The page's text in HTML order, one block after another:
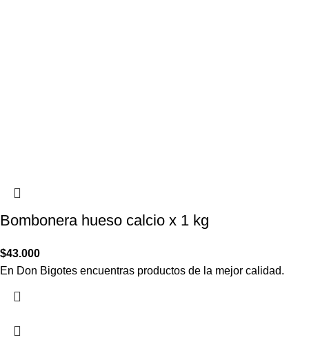
Bombonera hueso calcio x 1 kg
$43.000
En Don Bigotes encuentras productos de la mejor calidad.